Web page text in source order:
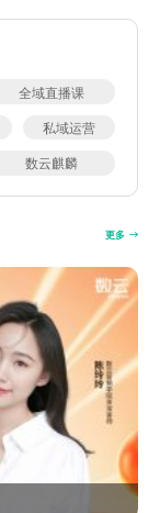
全域直播课
私域运营
数云麒麟
更多